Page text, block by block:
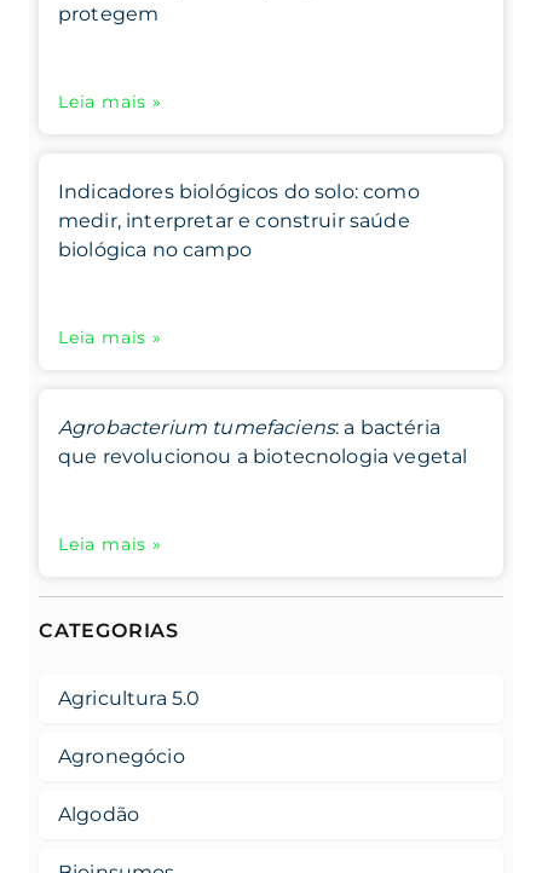
protegem
Leia mais »
Indicadores biológicos do solo: como
medir, interpretar e construir saúde
biológica no campo
Leia mais »
Agrobacterium tumefaciens: a bactéria
que revolucionou a biotecnologia vegetal
Leia mais »
CATEGORIAS
Agricultura 5.0
Agronegócio
Algodão